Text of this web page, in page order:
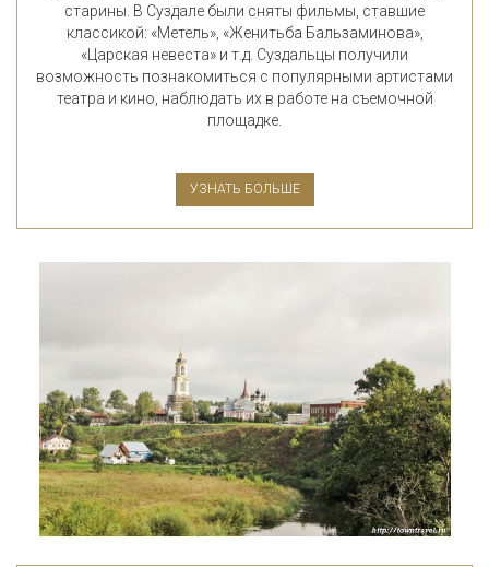
старины. В Суздале были сняты фильмы, ставшие
классикой: «Метель», «Женитьба Бальзаминова»,
«Царская невеста» и т.д. Суздальцы получили
возможность познакомиться с популярными артистами
театра и кино, наблюдать их в работе на съемочной
площадке.
УЗНАТЬ БОЛЬШЕ